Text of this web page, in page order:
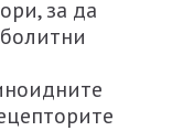
за да